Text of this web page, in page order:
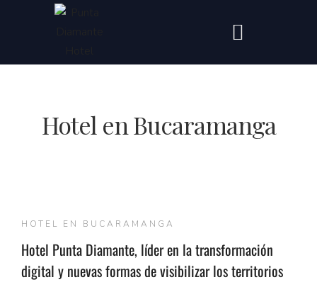
Hotel en Bucaramanga
HOTEL EN BUCARAMANGA
Hotel Punta Diamante, líder en la transformación
digital y nuevas formas de visibilizar los territorios